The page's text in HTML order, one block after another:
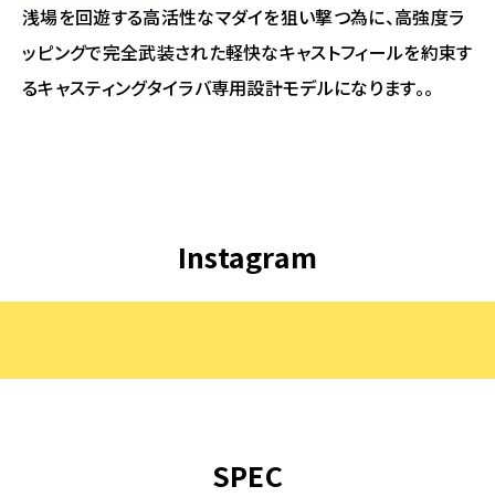
浅場を回遊する高活性なマダイを狙い撃つ為に、高強度ラ
ッピングで完全武装された軽快なキャストフィールを約束す
るキャスティングタイラバ専用設計モデルになります。。
Instagram
SPEC